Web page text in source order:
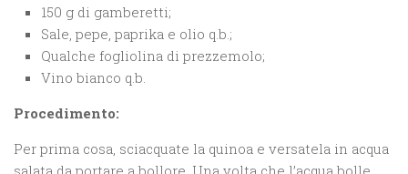
150 g di gamberetti;
Sale, pepe, paprika e olio q.b.;
Qualche fogliolina di prezzemolo;
Vino bianco q.b.
Procedimento:
Per prima cosa, sciacquate la quinoa e versatela in acqua
salata da portare a bollore. Una volta che l’acqua bolle,